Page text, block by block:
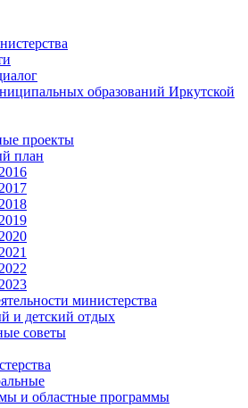
образований Иркутской
проекты
план
министерства
и детский отдых
советы
и областные программы